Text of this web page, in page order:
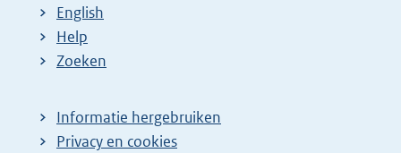
English
Help
Zoeken
Informatie hergebruiken
Privacy en cookies